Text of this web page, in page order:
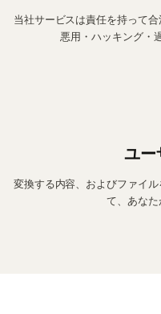
当社サービスは責任を持って
悪用・ハッキング・
ユー
変換する内容、およびファイ
て、あなた